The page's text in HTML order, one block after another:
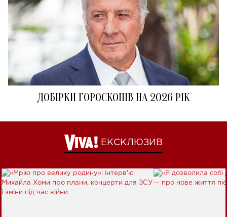
ДОБІРКИ ГОРОСКОПІВ НА 2026 РІК
ЕКСКЛЮЗИВ